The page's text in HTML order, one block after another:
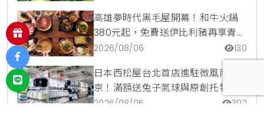
高雄夢時代黑毛屋開幕！和牛火鍋
380元起，免費送伊比利豬再享青森
蘋果冰淇淋加購價。
2026/08/06 130
日本西松屋台北首店進駐微風南
京！滿額送兔子氣球與原創托特
包，指定夏裝享8折優惠
2026/08/05 392